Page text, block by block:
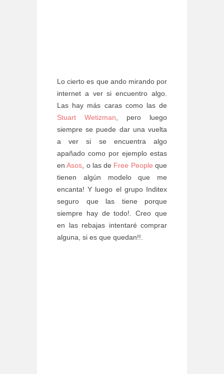
Lo cierto es que ando mirando por
internet a ver si encuentro algo.
Las hay más caras como las de
Stuart Wetizman, pero luego
siempre se puede dar una vuelta
a ver si se encuentra algo
apañado como por ejemplo estas
enAsos, o las de Free People que
tienen algún modelo que me
encanta! Y luego el grupo Inditex
seguro que las tiene porque
siempre hay de todo!. Creo que
en las rebajas intentaré comprar
alguna, si es que quedan!!.